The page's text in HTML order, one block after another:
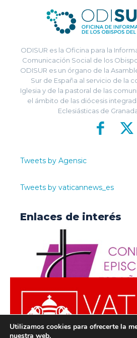
ODISUR es la Oficina para la
Comunicación Social de los
ODISUR es un órgano de la
Sur de España al servicio de la
Iglesia y de la pastoral de las
el ámbito de las diócesis
Eclesiásticas de
Tweets by Agensic
Tweets by vaticannews_es
Enlaces de interés
Utilizamos cookies para ofrecerte la
nuestra web.